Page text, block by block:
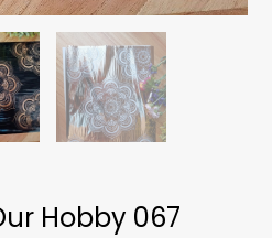
Hobby 067